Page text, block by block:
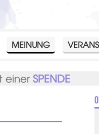
MEINUNG
einerSPENDE